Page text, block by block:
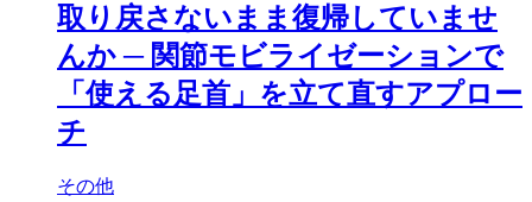
取り戻さないまま復帰していませ
んか ─ 関節モビライゼーションで
「使える足首」を立て直すアプロー
チ
その他